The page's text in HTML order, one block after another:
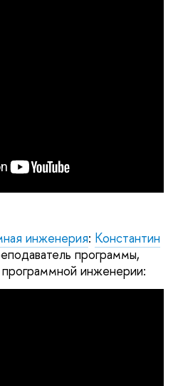
инженерия: Константин
программы,
инженерии: